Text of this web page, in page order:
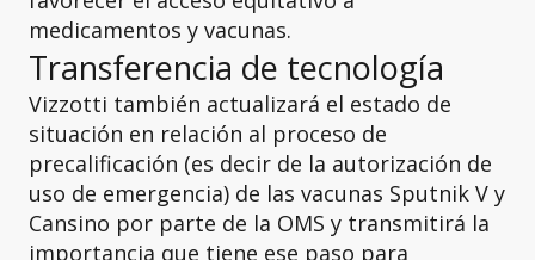
medicamentos y vacunas.
Transferencia de tecnología
Vizzotti también actualizará el estado de
situación en relación al proceso de
precalificación (es decir de la autorización de
uso de emergencia) de las vacunas Sputnik V y
Cansino por parte de la OMS y transmitirá la
importancia que tiene ese paso para